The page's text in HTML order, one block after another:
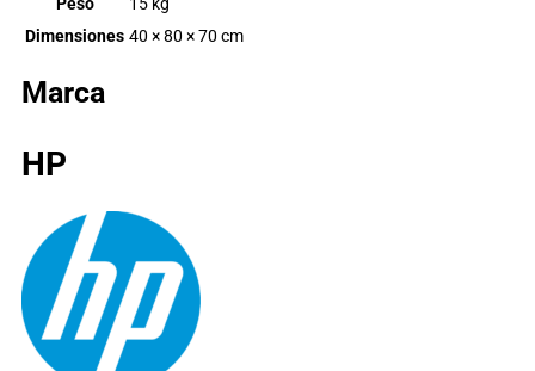
Dimensiones 40 × 80 × 70 cm
Marca
HP